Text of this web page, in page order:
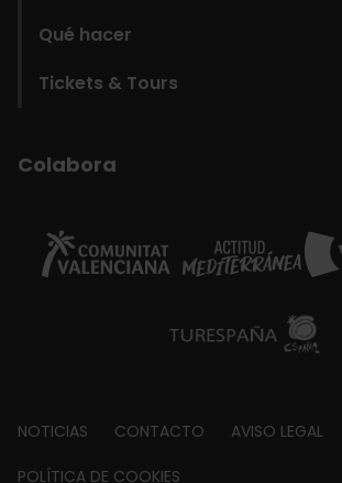
Qué hacer
Tickets & Tours
Colabora
Footer
NOTICIAS CONTACTO AVISO LEGAL
POLÍTICA DE COOKIES